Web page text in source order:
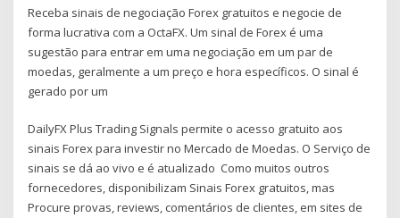
Receba sinais de negociação Forex gratuitos e negocie de
forma lucrativa com a OctaFX. Um sinal de Forex é uma
sugestão para entrar em uma negociação em um par de
moedas, geralmente a um preço e hora específicos. O sinal é
gerado por um
DailyFX Plus Trading Signals permite o acesso gratuito aos
sinais Forex para investir no Mercado de Moedas. O Serviço de
sinais se dá ao vivo e é atualizado Como muitos outros
fornecedores, disponibilizam Sinais Forex gratuitos, mas
Procure provas, reviews, comentários de clientes, em sites de